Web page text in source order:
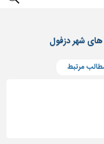
های شهر دزفول
مرتبط